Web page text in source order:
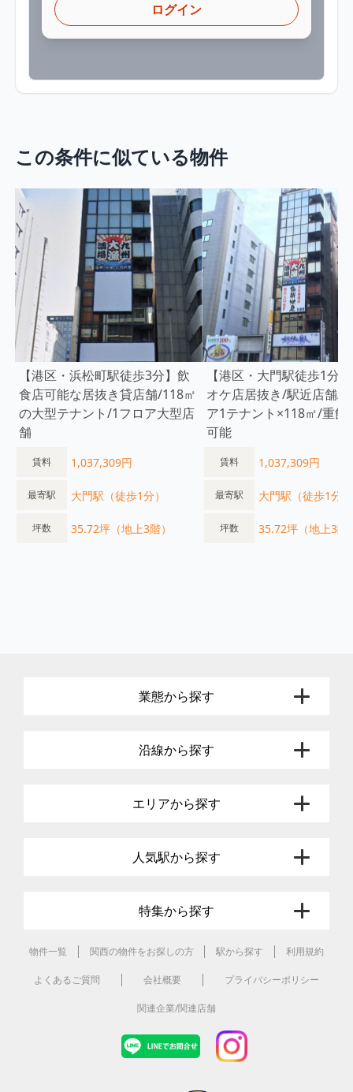
ログイン
この条件に似ている物件
【港区・浜松町駅徒歩3分】飲
食店可能な居抜き貸店舗/118㎡
の大型テナント/1フロア大型店
舗
賃料 1,037,309円
最寄駅 大門駅（徒歩1分）
坪数 35.72坪（地上3階）
【港区・大門駅徒歩1分
オケ店居抜き/駅近店舗/1
ア1テナント×118㎡/重飲
可能
賃料 1,037,309円
最寄駅 大門駅（徒歩1分）
坪数 35.72坪（地上3階
業態から探す
沿線から探す
エリアから探す
人気駅から探す
特集から探す
物件一覧 関西の物件をお探しの方 駅から探す 利用規約
よくあるご質問 会社概要 プライバシーポリシー
関連企業/関連店舗